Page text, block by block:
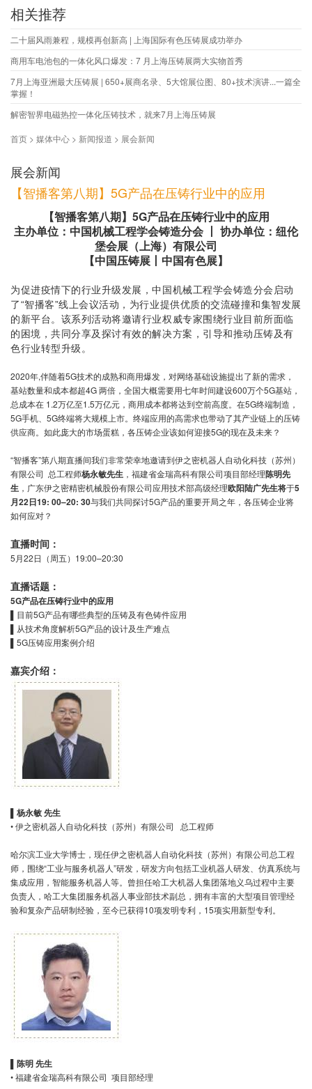
相关推荐
二十届风雨兼程，规模再创新高 | 上海国际有色压铸展成功举办
商用车电池包的一体化风口爆发：7 月上海压铸展两大实物首秀
7月上海亚洲最大压铸展 | 650+展商名录、5大馆展位图、80+技术演讲...一篇全
掌握！
解密智界电磁热控一体化压铸技术，就来7月上海压铸展
首页 > 媒体中心 > 新闻报道 > 展会新闻
展会新闻
【智播客第八期】5G产品在压铸行业中的应用
【智播客第八期】5G产品在压铸行业中的应用
主办单位：中国机械工程学会铸造分会 丨 协办单位：纽伦
堡会展（上海）有限公司
【中国压铸展丨中国有色展】
为促进疫情下的行业升级发展，中国机械工程学会铸造分会启动
了“智播客”线上会议活动，为行业提供优质的交流碰撞和集智发展
的新平台。该系列活动将邀请行业权威专家围绕行业目前所面临
的困境，共同分享及探讨有效的解决方案，引导和推动压铸及有
色行业转型升级。
2020年,伴随着5G技术的成熟和商用爆发，对网络基础设施提出了新的需求，
基站数量和成本都超4G 两倍，全国大概需要用七年时间建设600万个5G基站，
总成本在 1.2万亿至1.5万亿元，商用成本都将达到空前高度。在5G终端制造，
5G手机、5G终端将大规模上市。终端应用的高需求也带动了其产业链上的压铸
供应商。如此庞大的市场蛋糕，各压铸企业该如何迎接5G的现在及未来？
“智播客”第八期直播间我们非常荣幸地邀请到伊之密机器人自动化科技（苏州）
有限公司 总工程师杨永敏先生 ，福建省金瑞高科有限公司项目部经理陈明先
生 ，广东伊之密精密机械股份有限公司应用技术部高级经理欧阳陆广先生将于5
月22日19: 00–20: 30与我们共同探讨5G产品的重要开局之年，各压铸企业将
如何应对？
直播时间：
5月22日（周五）19:00–20:30
直播话题：
5G产品在压铸行业中的应用
▌目前5G产品有哪些典型的压铸及有色铸件应用
▌从技术角度解析5G产品的设计及生产难点
▌5G压铸应用案例介绍
嘉宾介绍：
▌ 杨永敏 先生
• 伊之密机器人自动化科技（苏州）有限公司 总工程师
哈尔滨工业大学博士，现任伊之密机器人自动化科技（苏州）有限公司总工程
师，围绕“工业与服务机器人”研发，研发方向包括工业机器人研发、仿真系统与
集成应用，智能服务机器人等。曾担任哈工大机器人集团落地义乌过程中主要
负责人，哈工大集团服务机器人事业部技术副总，拥有丰富的大型项目管理经
验和复杂产品研制经验，至今已获得10项发明专利，15项实用新型专利。
▌ 陈明 先生
• 福建省金瑞高科有限公司 项目部经理